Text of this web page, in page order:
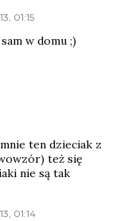
01:15
w domu ;)
ten dzieciak z
też się
nie są tak
01:14